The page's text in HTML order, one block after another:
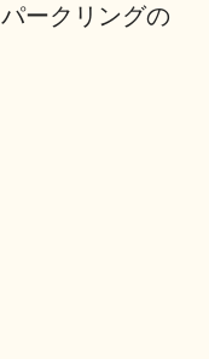
ークリングの